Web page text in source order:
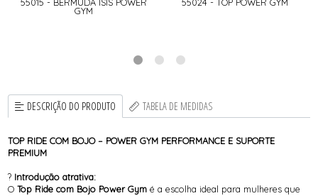
GYM
DESCRIÇÃO DO PRODUTO TABELA DE MEDIDAS
TOP RIDE COM BOJO – POWER GYM PERFORMANCE E SUPORTE
PREMIUM
? Introdução atrativa:
OTop Ride com Bojo Power Gym é a escolha ideal para mulheres que